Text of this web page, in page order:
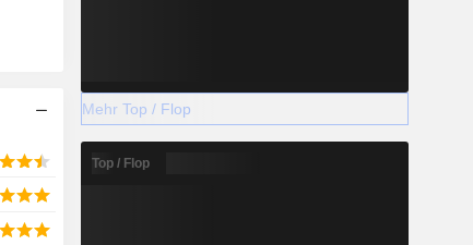
Mehr Top / Flop
Top / Flop